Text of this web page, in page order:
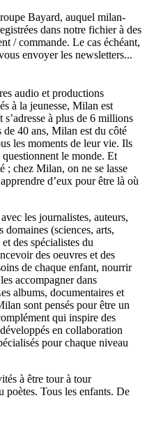
Bayard, auquel milan-
dans notre fichier à des
/ commande. Le cas échéant,
envoyer les newsletters...
audio et productions
à la jeunesse, Milan est
à plus de 6 millions
de 40 ans, Milan est du côté
les moments de leur vie. Ils
le monde. Et
; chez Milan, on ne se lasse
d’eux pour être là où
les journalistes, auteurs,
domaines (sciences, arts,
des spécialistes du
des oeuvres et des
de chaque enfant, nourrir
accompagner dans
albums, documentaires et
sont pensés pour être un
qui inspire des
en collaboration
pour chaque niveau
à être tour à tour
poètes. Tous les enfants. De